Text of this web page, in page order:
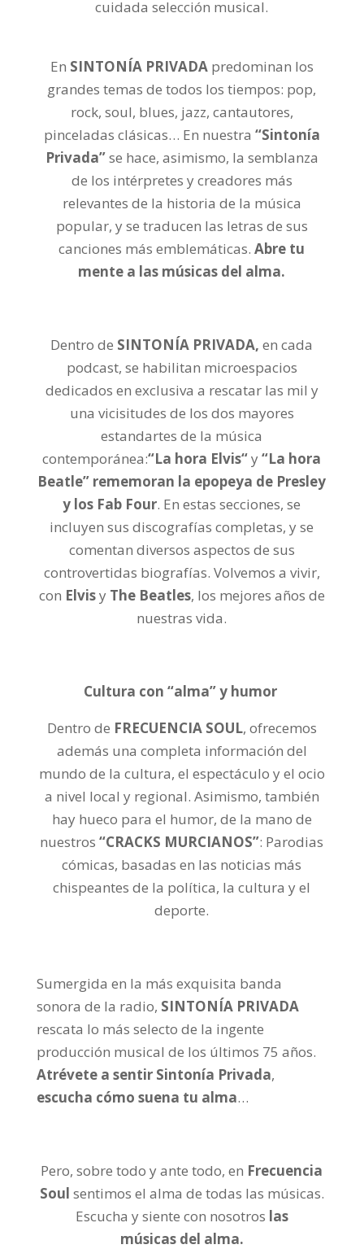
cuidada selección musical.
En SINTONÍA PRIVADApredominan los
grandes temas de todos los tiempos: pop,
rock, soul, blues, jazz, cantautores,
pinceladas clásicas… En nuestra “Sintonía
Privada”se hace, asimismo, la semblanza
de los intérpretes y creadores más
relevantes de la historia de la música
popular, y se traducen las letras de sus
canciones más emblemáticas.Abre tu
mente a las músicas del alma.
Dentro de SINTONÍA PRIVADA,en cada
podcast, se habilitan microespacios
dedicados en exclusiva a rescatar las mil y
una vicisitudes de los dos mayores
estandartes de la música
contemporánea:“La hora Elvis“y“La hora
Beatle” rememoran la epopeya de Presley
y los Fab Four. En estas secciones, se
incluyen sus discografías completas, y se
comentan diversos aspectos de sus
controvertidas biografías. Volvemos a vivir,
con Elvisy The Beatles, los mejores años de
nuestras vida.
Cultura con “alma” y humor
Dentro de FRECUENCIA SOUL, ofrecemos
además una completa información del
mundo de la cultura, el espectáculo y el ocio
a nivel local y regional. Asimismo, también
hay hueco para el humor, de la mano de
nuestros“CRACKS MURCIANOS”: Parodias
cómicas, basadas en las noticias más
chispeantes de la política, la cultura y el
deporte.
Sumergida en la más exquisita banda
sonora de la radio, SINTONÍA PRIVADA
rescata lo más selecto de la ingente
producción musical de los últimos 75 años.
Atrévete a sentir Sintonía Privada,
escucha cómo suena tu alma…
Pero, sobre todo y ante todo, en Frecuencia
Soul sentimos el alma de todas las músicas.
Escucha y siente con nosotros las
músicas del alma.